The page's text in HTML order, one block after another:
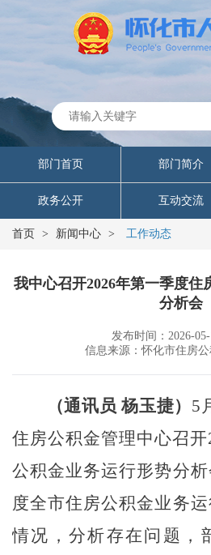
部门首页 部门简介
政务公开 互动交流
首页 > 新闻中心 > 工作动态
我中心召开2026年第一季度住
分析会
发布时间：2026-05-
信息来源：怀化市住房
（通讯员 杨玉捷） 5
住房公积金管理中心召开
公积金业务运行形势分
度全市住房公积金业务
情况，分析存在问题，